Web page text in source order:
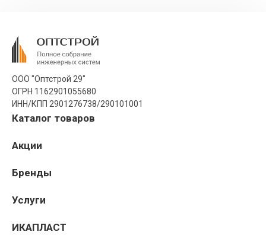
ООО "Оптстрой 29"
ОГРН 1162901055680
ИНН/КПП 2901276738/290101001
Каталог товаров
Акции
Бренды
Услуги
ИКАПЛАСТ